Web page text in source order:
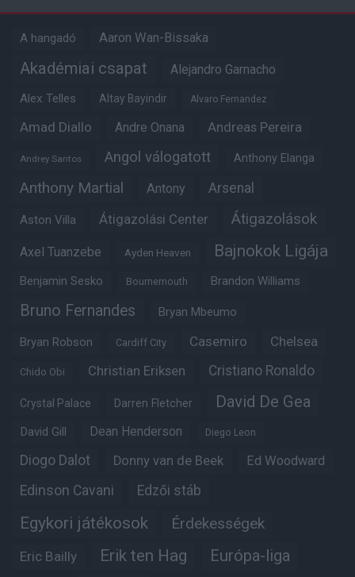
A hangadó Aaron Wan-Bissaka
Akadémiai csapat Alejandro Garnacho
Alex Telles Altay Bayindir Alvaro Fernandez
Amad Diallo Andre Onana Andreas Pereira
Andrey Santos Angol válogatott Anthony Elanga
Anthony Martial Antony Arsenal
Aston Villa Átigazolási Center Átigazolások
Axel Tuanzebe Ayden Heaven Bajnokok Ligája
Benjamin Sesko Bournemouth Brandon Williams
Bruno Fernandes Bryan Mbeumo
Bryan Robson Cardiff City Casemiro Chelsea
Chido Obi Christian Eriksen Cristiano Ronaldo
Crystal Palace Darren Fletcher David De Gea
David Gill Dean Henderson Diego Leon
Diogo Dalot Donny van de Beek Ed Woodward
Edinson Cavani Edzői stáb
Egykori játékosok Érdekességek
Eric Bailly Erik ten Hag Európa-liga